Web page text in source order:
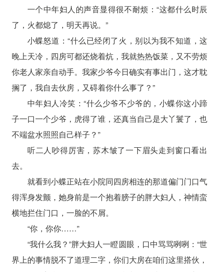
一个中年妇人的声音显得很不耐烦：“这都什么时辰
了，火都熄了，明天再说。”
小蝶怒道：“什么已经闭了火，别以为我不知道，这
晚上天冷，四房可都还烧着炕，我就热热饭菜，又不劳烦
你老人家亲自动手。我家少爷今日确实有事出门，这才耽
搁了，我自去伙房，又碍着你什么事了？”
中年妇人冷笑：“什么少爷不少爷的，小蝶你这小蹄
子一口一个少爷，虎得了谁，还真当自己是大丫鬟了，也
不端盆水照照自己样子？”
听二人吵得厉害，苏木皱了一下眉头走到窗口看出
去。
就看到小蝶正站在小院同四房相连的那道偏门门口气
得浑身发颤，她身前是一个抱着膀子的胖大妇人，神情蛮
横地拦住门口，一脸的不屑。
“你，你你……”
“我什么我？”胖大妇人一瞪圆眼，口中骂骂咧咧：“世
界上的事情脱不了道理二字，你们大房在咱们这里搭伙，